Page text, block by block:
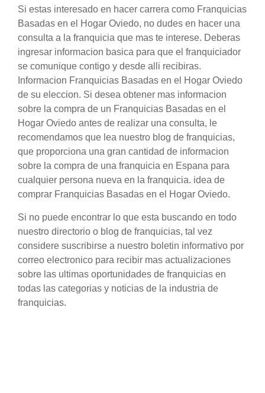
Si estas interesado en hacer carrera como Franquicias
Basadas en el Hogar Oviedo, no dudes en hacer una
consulta a la franquicia que mas te interese. Deberas
ingresar informacion basica para que el franquiciador
se comunique contigo y desde alli recibiras.
Informacion Franquicias Basadas en el Hogar Oviedo
de su eleccion. Si desea obtener mas informacion
sobre la compra de un Franquicias Basadas en el
Hogar Oviedo antes de realizar una consulta, le
recomendamos que lea nuestro blog de franquicias,
que proporciona una gran cantidad de informacion
sobre la compra de una franquicia en Espana para
cualquier persona nueva en la franquicia. idea de
comprar Franquicias Basadas en el Hogar Oviedo.
Si no puede encontrar lo que esta buscando en todo
nuestro directorio o blog de franquicias, tal vez
considere suscribirse a nuestro boletin informativo por
correo electronico para recibir mas actualizaciones
sobre las ultimas oportunidades de franquicias en
todas las categorias y noticias de la industria de
franquicias.